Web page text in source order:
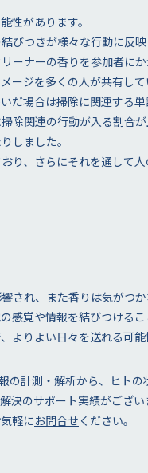
性があります。
びつきが様々な行動に反
ーナーの香りを参加者に
ージを多くの人が共有し
だ場合は掃除に関連する
除関連の行動が入る割合
しました。
り、さらにそれを通して
され、また香りは気がつ
感覚や情報を結びつける
りよい日々を送れる可能
計測・解析から、ヒト
決のサポート実績がござ
軽にお問合せ ください。